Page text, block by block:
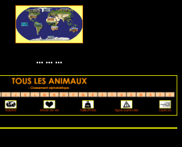
... ... ...